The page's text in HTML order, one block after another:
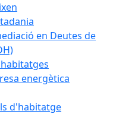
en Deutes de
energètica
d'habitatge